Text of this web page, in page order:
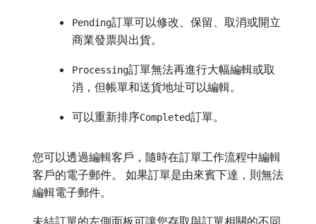
Pending訂單可以修改、保留、取消或開立
商業發票與出貨。
Processing訂單無法再進行大幅編輯或取
消，但帳單和送貨地址可以編輯。
可以重新排序Completed訂單。
您可以透過編輯客戶，隨時在訂單工作流程中編輯
客戶的電子郵件。 如果訂單是由來賓下達，則無法
編輯電子郵件。
未結訂單的左側面板可讓您存取與訂單相關的不同